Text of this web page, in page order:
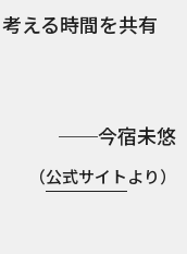
える時間を共有
──今宿未悠
（公式サイトより）